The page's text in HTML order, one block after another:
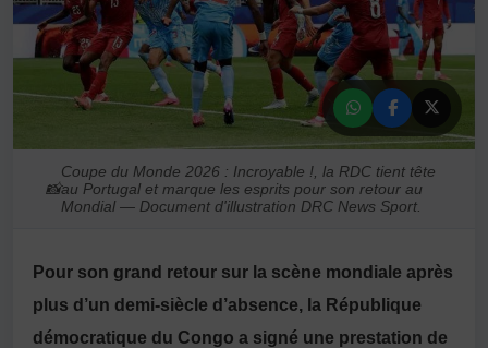
📸
Coupe du Monde 2026 : Incroyable !, la RDC tient tête
au Portugal et marque les esprits pour son retour au
Mondial — Document d'illustration DRC News Sport.
Pour son grand retour sur la scène mondiale après
plus d’un demi-siècle d’absence, la République
démocratique du Congo a signé une prestation de